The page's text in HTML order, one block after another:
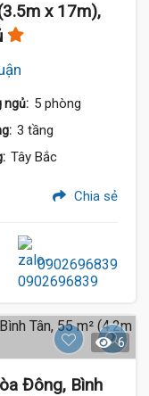
x 17m),
ngủ: 5 phòng
3 tầng
Tây Bắc
Chia sẻ
0902696839
6
Đông, Bình